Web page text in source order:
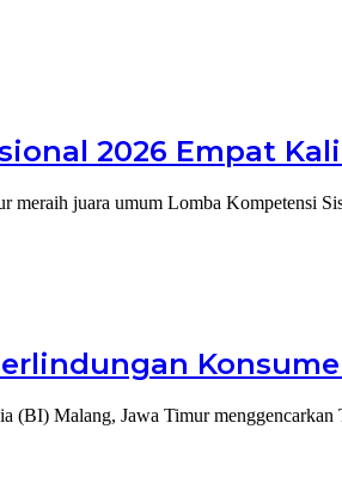
2026 Empat
juara umum Lomba Kompetensi
Malang, Jawa Timur